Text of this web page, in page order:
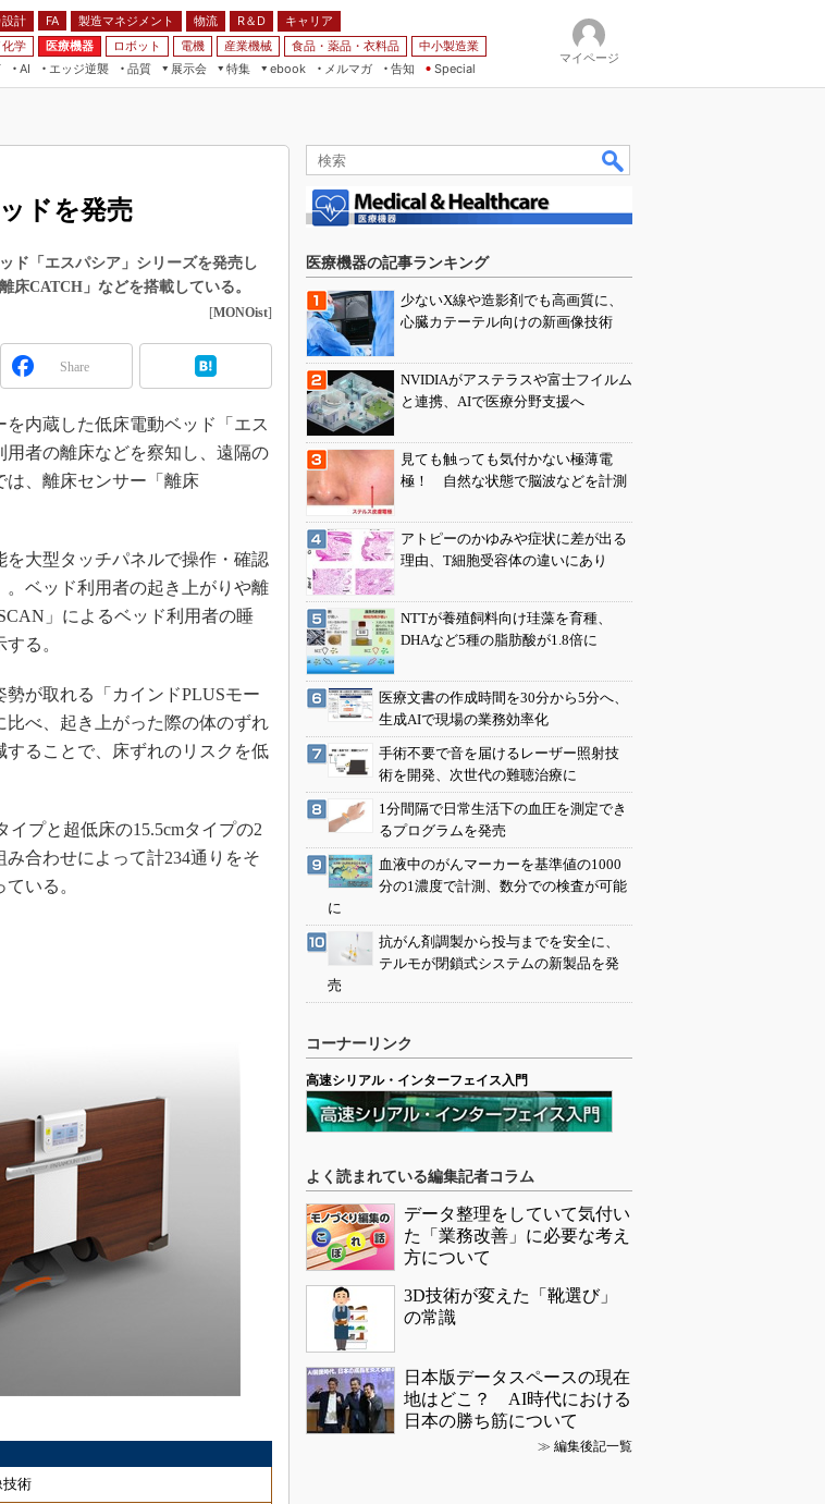
設計 FA 製造マネジメント 物流 R＆D
キャリア
学 医療機器 ロボット 電機 産業機械 食品・薬品・衣料品
中小製造業
AI
エッジ逆襲 品質
展示会
ビリティショー
場EXPO
づくりワールド
WORLD
特集
フィールドサービス
FPGA
組み込み画像技術
Windows Embedded
ISO26262
無償設計ツール
3Dプリンタ
S＆OP
インダストリー4.0
イノベーション
メイドインジャパン
植物工場
知財マネジメント
グローバル設計・開発
制御セキュリティ
ebook
モビリティ
素材／化学
メルマガ
告知 Special
マイページ
ドを発売
ド「エスパシア」シリーズを発売し
床CATCH」などを搭載している。
[MONOist]
Share
内蔵した低床電動ベッド「エス
者の離床などを察知し、遠隔の
は、離床センサー「離床
大型タッチパネルで操作・確認
ベッド利用者の起き上がりや離
」によるベッド利用者の睡
る。
が取れる「カインドPLUSモー
べ、起き上がった際の体のずれ
ることで、床ずれのリスクを低
プと超低床の15.5cmタイプの2
合わせによって計234通りをそ
いる。
技術
医療機器の記事ランキング
少ないX線や造影剤でも高画質に、
心臓カテーテル向けの新画像技術
NVIDIAがアステラスや富士フイルム
と連携、AIで医療分野支援へ
見ても触っても気付かない極薄電
極！ 自然な状態で脳波などを計測
アトピーのかゆみや症状に差が出る
理由、T細胞受容体の違いにあり
NTTが養殖飼料向け珪藻を育種、
DHAなど5種の脂肪酸が1.8倍に
医療文書の作成時間を30分から5分へ、
生成AIで現場の業務効率化
手術不要で音を届けるレーザー照射技
術を開発、次世代の難聴治療に
1分間隔で日常生活下の血圧を測定でき
るプログラムを発売
血液中のがんマーカーを基準値の1000
分の1濃度で計測、数分での検査が可能
に
抗がん剤調製から投与までを安全に、
テルモが閉鎖式システムの新製品を発
売
コーナーリンク
高速シリアル・インターフェイス入門
よく読まれている編集記者コラム
データ整理をしていて気付い
た「業務改善」に必要な考え
方について
3D技術が変えた「靴選び」
の常識
日本版データスペースの現在
地はどこ？ AI時代における
日本の勝ち筋について
≫ 編集後記一覧